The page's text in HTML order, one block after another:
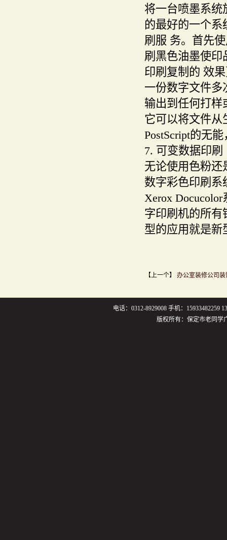
将一台喷墨系统
的最好的一个系
刷服 务。首先
刷黑色油墨使印
印刷复制的 效
一份数字文件多
输出到任何打样
它可以将文件
PostScript的无
7. 可变数据印刷
无论使用色粉还
数字彩色印刷系
Xerox
字印刷机的所有
型的应用就是新
【上一个】 办公室装修公司
电话：0312-8929008 手机：15933482259
版权所有：保定市老同学